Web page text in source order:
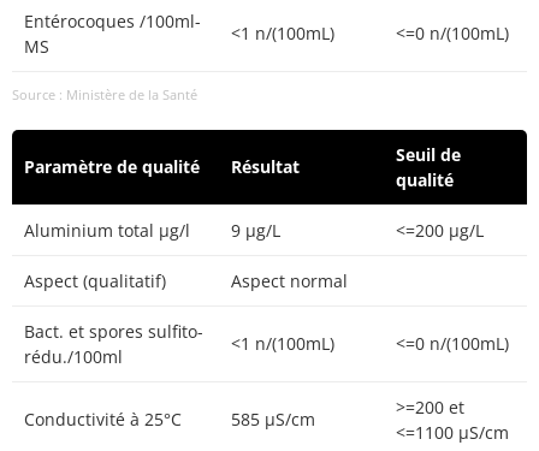
Entérocoques /100ml-
MS
<1 n/(100mL) <=0 n/(100mL)
Source : Ministère de la Santé
Paramètre de qualité Résultat
Seuil de
qualité
Aluminium total µg/l 9 µg/L <=200 µg/L
Aspect (qualitatif) Aspect normal
Bact. et spores sulfito-
rédu./100ml
<1 n/(100mL) <=0 n/(100mL)
Conductivité à 25°C 585 µS/cm
>=200 et
<=1100 µS/cm